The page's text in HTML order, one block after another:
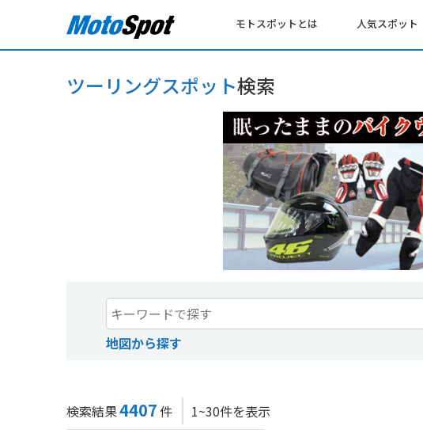
モトスポットとは 人気スポット
ツーリングスポット検索
地図から探す
検索結果4407件 1~30件を表示